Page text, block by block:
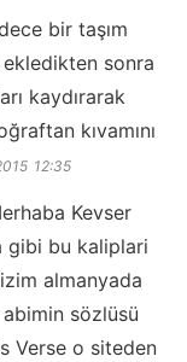
bir taşım
sonra
kaydırarak
kıvamını
12:35
Kevser
gibi bu kaliplari
almanyada
sözlüsü
Verse o siteden